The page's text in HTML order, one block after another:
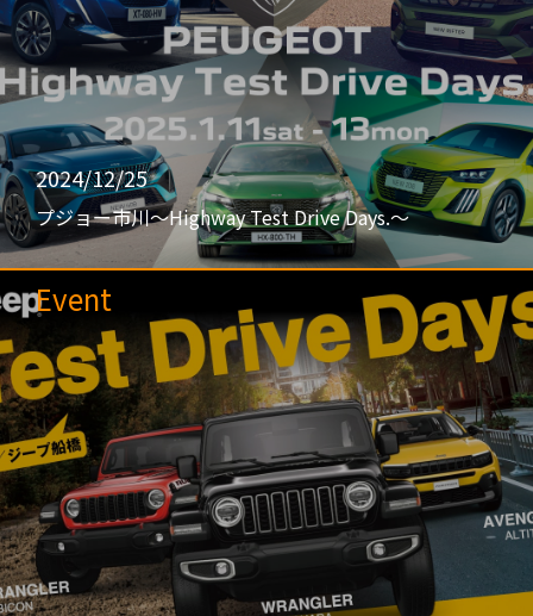
2024/12/25
プジョー市川〜Highway Test Drive Days.〜
Event